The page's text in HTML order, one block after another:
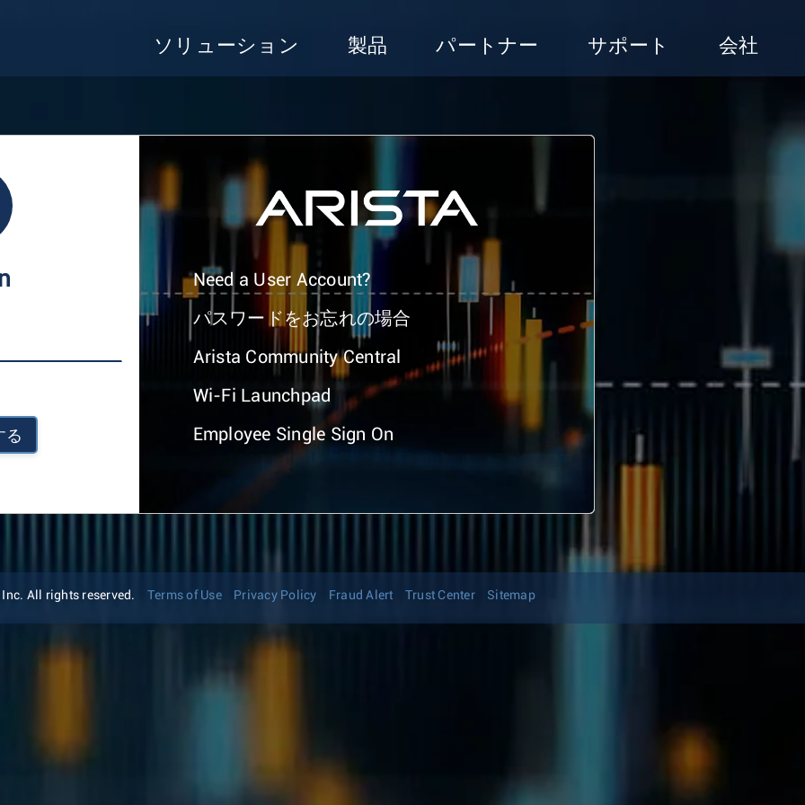
ソリューション 製品 パートナー サポート 会社
る
Need a User Account?
パスワードをお忘れの場合
Arista Community Central
Wi-Fi Launchpad
Employee Single Sign On
All rights reserved. Terms of Use Privacy Policy Fraud Alert Trust Center Sitemap